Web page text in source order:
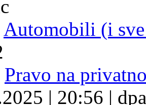
Automobili (i
Pravo na
| 20:56 |